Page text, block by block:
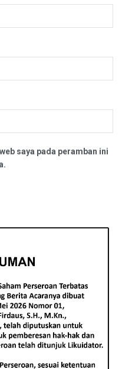
saya pada peramban ini